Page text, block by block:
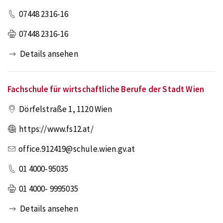
07448 2316-16
07448 2316-16
Details ansehen
Fachschule für wirtschaftliche Berufe der Stadt Wien
Dörfelstraße 1, 1120Wien
https://www.fs12.at/
office.912419@schule.wien.gv.at
01 4000-95035
01 4000- 9995035
Details ansehen